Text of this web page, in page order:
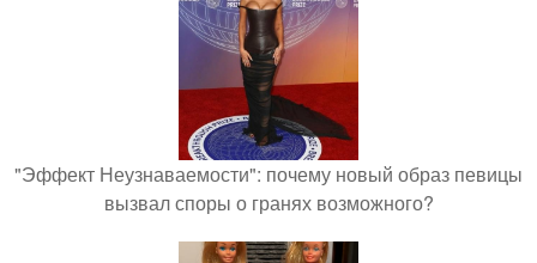
"Эффект Неузнаваемости": почему новый образ певицы
вызвал споры о гранях возможного?